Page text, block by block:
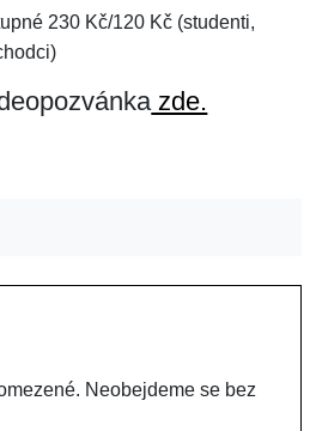
230 Kč/120 Kč (studenti,
zde.
Neobejdeme se bez